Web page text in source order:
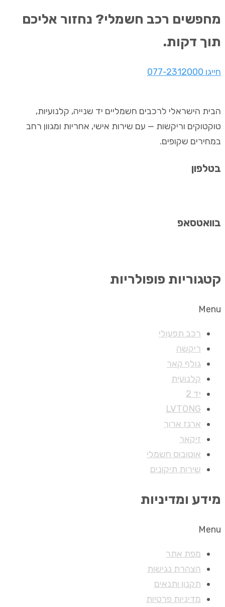
מחפשים רכב חשמלי? נחזור אליכם
תוך דקות.
חייגו 077-2312000
הבית הישראלי לרכבים חשמליים יד שנייה, קלנועיות,
טוקטוקים וריקשות — עם שירות אישי, אחריות ומגוון רחב
במחירים שקופים.
בטלפון
בוואטסאפ
קטגוריות פופולריות
Menu
רכב תפעולי
ריקשה
גולף קאר
קלנועית
יד 2
LVTONG
ארגז ארוך
זיקאר
אוטובוס חשמלי
שירות תיקונים
מידע ומדיניות
Menu
מפת אתר
הצהרת נגישות
תקנון ותנאים
מדיניות פרטיות